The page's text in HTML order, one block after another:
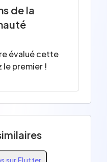
de la
évalué cette
premier !